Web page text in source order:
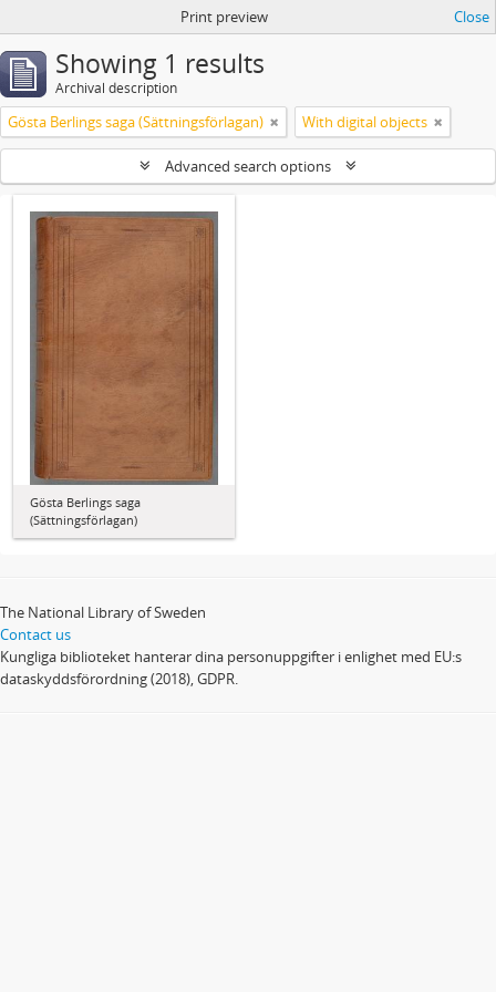
Print preview Close
Showing 1 results
Archival description
Gösta Berlings saga (Sättningsförlagan) With digital objects
Advanced search options
Gösta Berlings saga
(Sättningsförlagan)
The National Library of Sweden
Contact us
Kungliga biblioteket hanterar dina personuppgifter i enlighet med EU:s
dataskyddsförordning (2018), GDPR.